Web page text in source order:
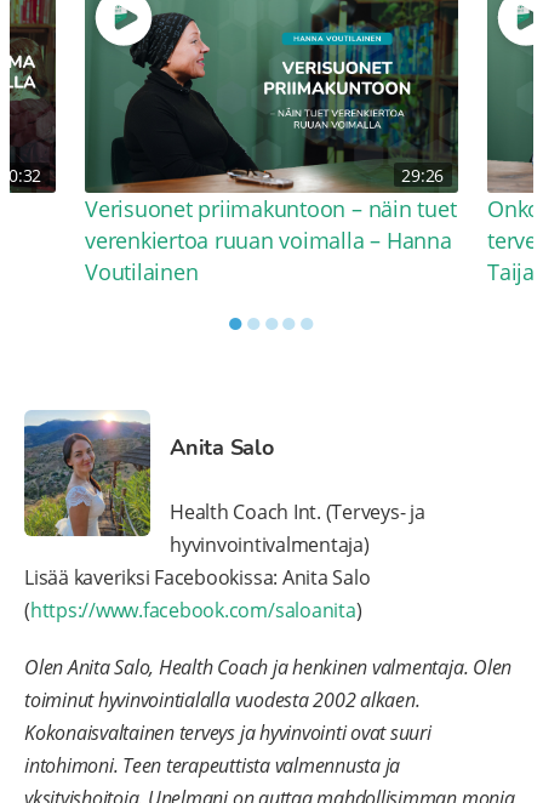
30:32 29:26
Verisuonet priimakuntoon – näin tuet
verenkiertoa ruuan voimalla – Hanna
Voutilainen
Taija
●●●●●
Anita Salo
Health Coach Int. (Terveys- ja
hyvinvointivalmentaja)
Lisää kaveriksi Facebookissa: Anita Salo
(https://www.facebook.com/saloanita)
Olen Anita Salo, Health Coach ja henkinen valmentaja. Olen
toiminut hyvinvointialalla vuodesta 2002 alkaen.
Kokonaisvaltainen terveys ja hyvinvointi ovat suuri
intohimoni. Teen terapeuttista valmennusta ja